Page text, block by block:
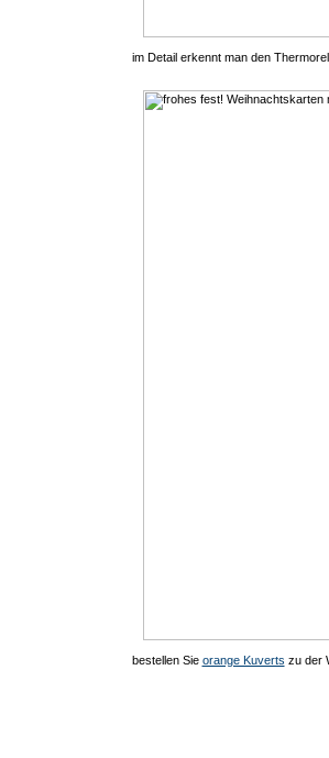
im Detail erkennt man den
bestellen Sie orange Kuverts zu der